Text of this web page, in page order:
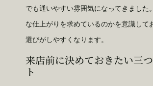
でも通いやすい雰囲気になってきました
な仕上がりを求めているのかを意識して
選びがしやすくなります。
来店前に決めておきたい三
ト